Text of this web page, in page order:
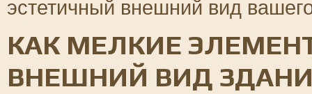
эстетичный внешний вид
КАК МЕЛКИЕ
ВНЕШНИЙ ВИД